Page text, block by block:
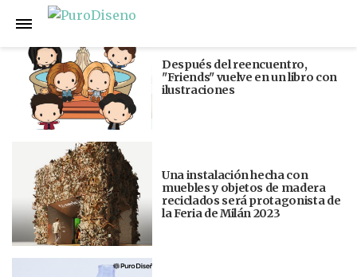
Anterior
Después del reencuentro,
"Friends" vuelve en un libro con
ilustraciones
Una instalación hecha con
muebles y objetos de madera
reciclados será protagonista de
la Feria de Milán 2023
Siguiente